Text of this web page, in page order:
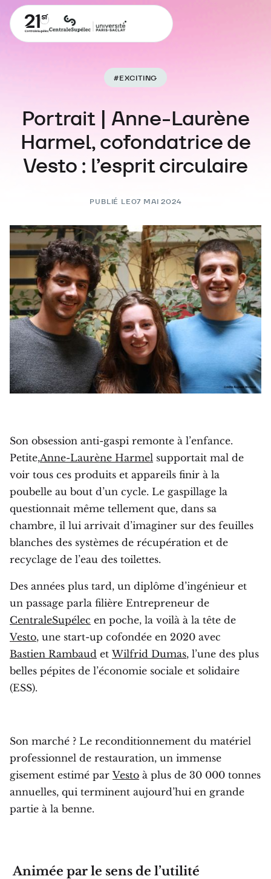
#EXCITING
Portrait | Anne-Laurène
Harmel, cofondatrice de
Vesto : l’esprit circulaire
PUBLIÉ LE07 MAI 2024
Son obsession anti-gaspi remonte à l’enfance.
Petite,Anne-Laurène Harmel supportait mal de
voir tous ces produits et appareils finir à la
poubelle au bout d’un cycle. Le gaspillage la
questionnait même tellement que, dans sa
chambre, il lui arrivait d’imaginer sur des feuilles
blanches des systèmes de récupération et de
recyclage de l’eau des toilettes.
Des années plus tard, un diplôme d’ingénieur et
un passage parla filière Entrepreneur de
CentraleSupélec en poche, la voilà à la tête de
Vesto, une start-up cofondée en 2020 avec
Bastien Rambaud et Wilfrid Dumas, l’une des plus
belles pépites de l’économie sociale et solidaire
(ESS).
Son marché ? Le reconditionnement du matériel
professionnel de restauration, un immense
gisement estimé par Vesto à plus de 30 000 tonnes
annuelles, qui terminent aujourd’hui en grande
partie à la benne.
Animée par le sens de l’utilité